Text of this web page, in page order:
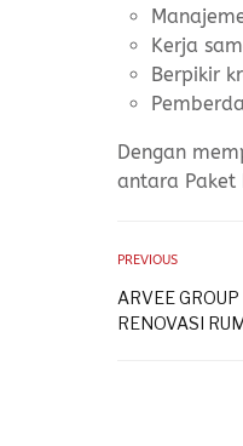
Kerja
Berpikir
Dengan
antara Paket
PREVIOUS
ARVEE
RENOVASI